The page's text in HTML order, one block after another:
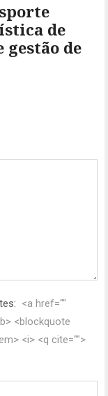
de
gestão de
<a href=""
<blockquote
<i> <q cite="">